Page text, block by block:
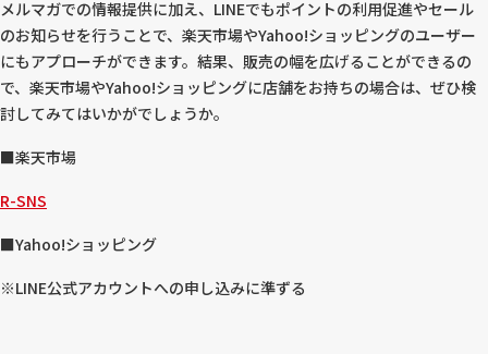
メルマガでの情報提供に加え、LINEでもポイントの利用促進やセール
のお知らせを行うことで、楽天市場やYahoo!ショッピングのユーザー
にもアプローチができます。結果、販売の幅を広げることができるの
で、楽天市場やYahoo!ショッピングに店舗をお持ちの場合は、ぜひ検
討してみてはいかがでしょうか。
■楽天市場
R-SNS
■Yahoo!ショッピング
※LINE公式アカウントへの申し込みに準ずる